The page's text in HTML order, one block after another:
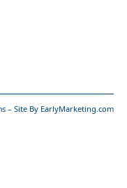
– Site By EarlyMarketing.com